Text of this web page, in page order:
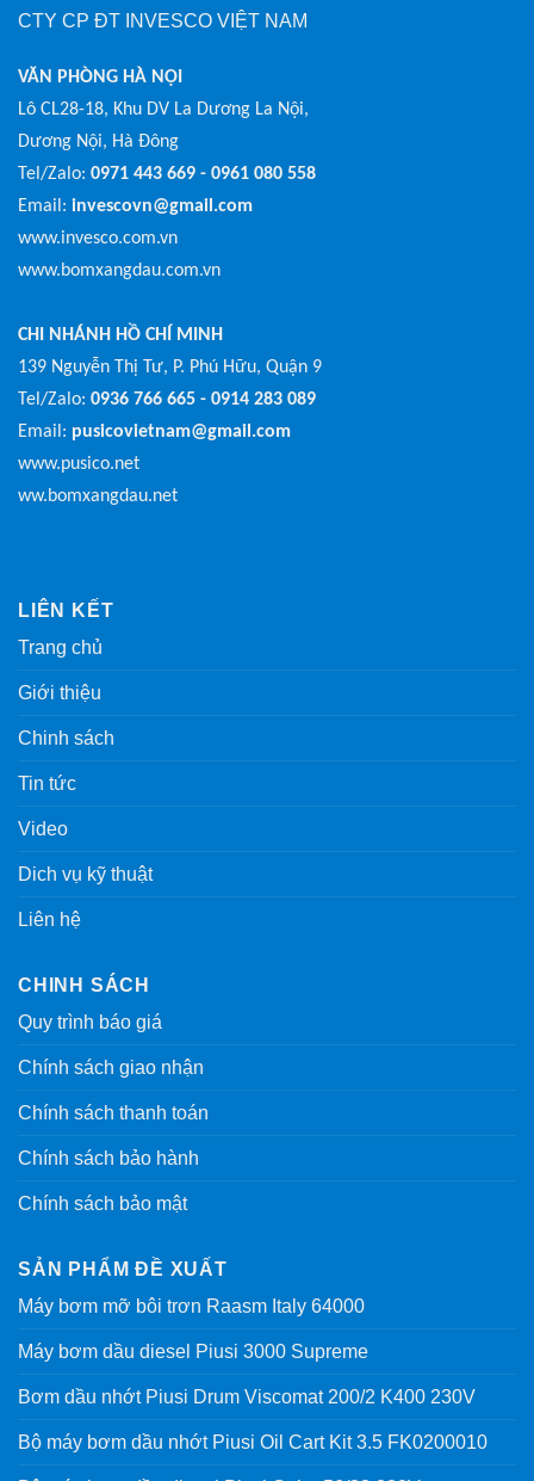
CTY CP ĐT INVESCO VIỆT NAM
VĂN PHÒNG HÀ NỘI
Lô CL28-18, Khu DV La Dương La Nội,
Dương Nội, Hà Đông
Tel/Zalo: 0971 443 669 - 0961 080 558
Email: invescovn@gmail.com
www.invesco.com.vn
www.bomxangdau.com.vn
CHI NHÁNH HỒ CHÍ MINH
139 Nguyễn Thị Tư, P. Phú Hữu, Quận 9
Tel/Zalo: 0936 766 665 - 0914 283 089
Email: pusicovietnam@gmail.com
www.pusico.net
ww.bomxangdau.net
LIÊN KẾT
Trang chủ
Giới thiệu
Chinh sách
Tin tức
Video
Dich vụ kỹ thuật
Liên hệ
CHINH SÁCH
Quy trình báo giá
Chính sách giao nhận
Chính sách thanh toán
Chính sách bảo hành
Chính sách bảo mật
SẢN PHẨM ĐỀ XUẤT
Máy bơm mỡ bôi trơn Raasm Italy 64000
Máy bơm dầu diesel Piusi 3000 Supreme
Bơm dầu nhớt Piusi Drum Viscomat 200/2 K400 230V
Bộ máy bơm dầu nhớt Piusi Oil Cart Kit 3.5 FK0200010